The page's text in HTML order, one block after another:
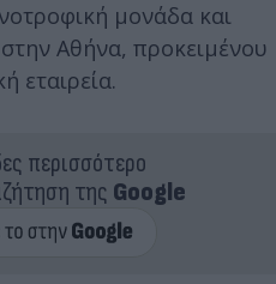
μονάδα και
Αθήνα, προκειμένου
εταιρεία.
περισσότερο
της Google